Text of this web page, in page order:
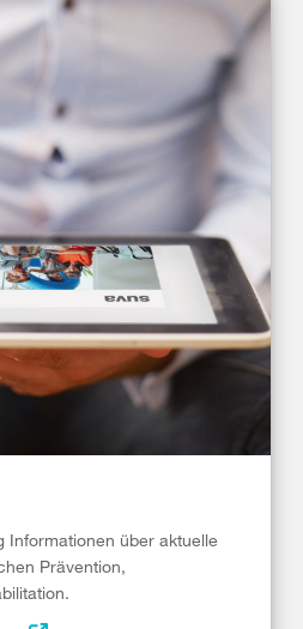
Informationen über aktuelle
Prävention,